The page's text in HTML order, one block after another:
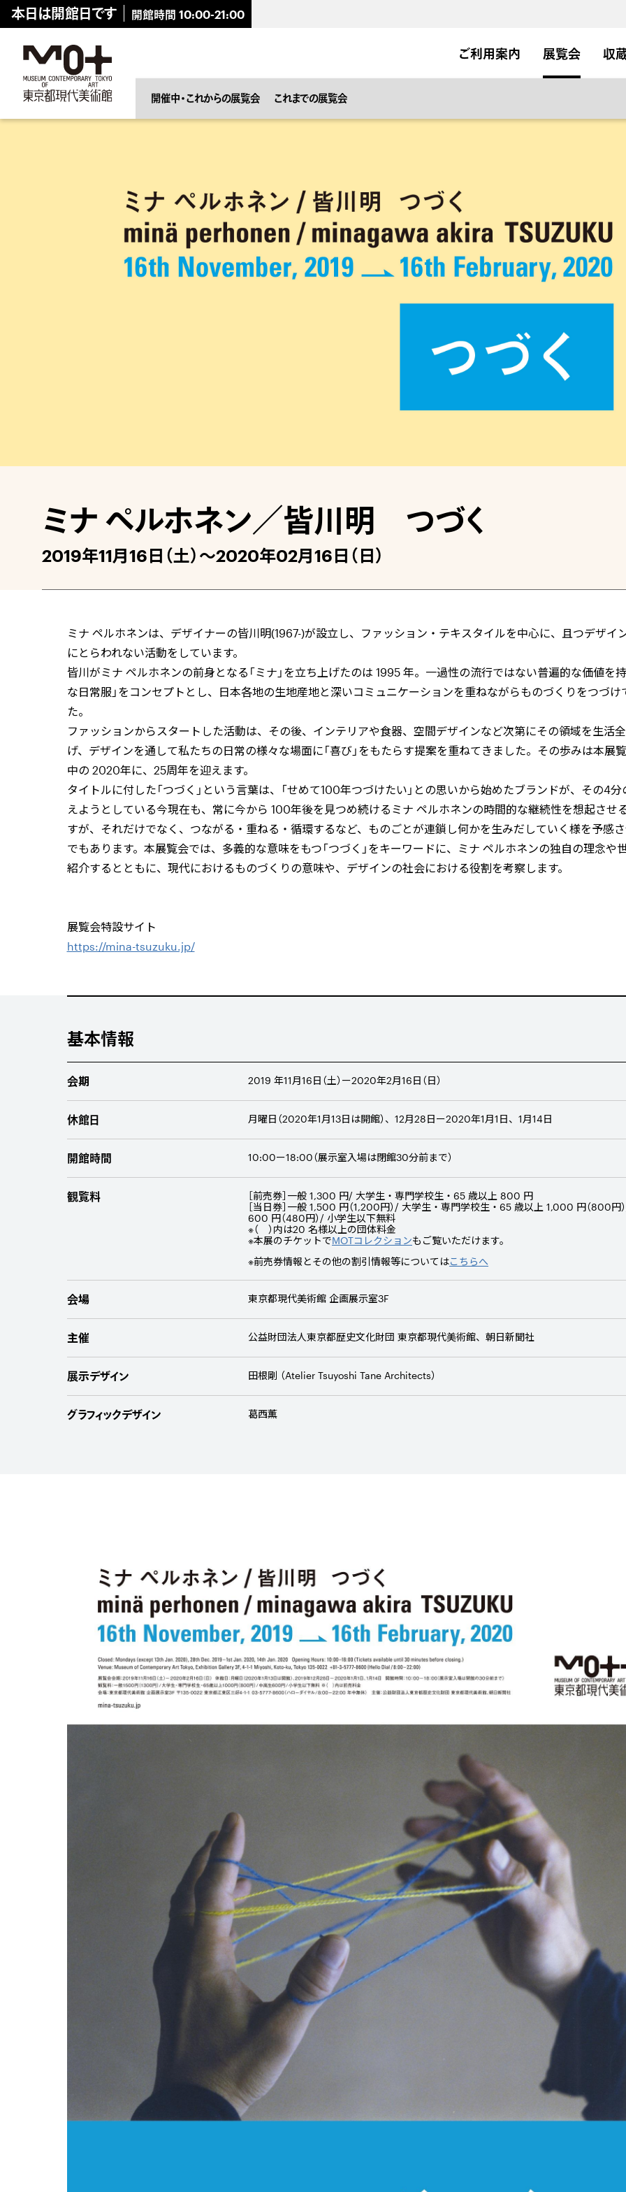
本日は開館日です 開館時間 10:00-21:00
ご利用案内 展覧会 収
展覧会 開催中・これからの展覧会 これまでの展覧会
ミナ ペルホネン／皆川明 つづく
2019年11月16日（土）〜2020年02月16日（日）
ミナ ペルホネンは、デザイナーの皆川明(1967-)が設立し、ファッション・テキスタイルを中心に、且つデザイ
にとらわれない活動をしています。
皆川がミナ ペルホネンの前身となる「ミナ」を立ち上げたのは 1995 年。一過性の流行ではない普遍的な価値を持
な日常服」をコンセプトとし、日本各地の生地産地と深いコミュニケーションを重ねながらものづくりをつづけ
た。
ファッションからスタートした活動は、その後、インテリアや食器、空間デザインなど次第にその領域を生活
げ、デザインを通して私たちの日常の様々な場面に「喜び」をもたらす提案を重ねてきました。その歩みは本展
中の 2020年に、25周年を迎えます。
タイトルに付した「つづく」という言葉は、「せめて100年つづけたい」との思いから始めたブランドが、その4分
えようとしている今現在も、常に今から 100年後を見つめ続けるミナ ペルホネンの時間的な継続性を想起させ
すが、それだけでなく、つながる・重ねる・循環するなど、ものごとが連鎖し何かを生みだしていく様を予感
でもあります。本展覧会では、多義的な意味をもつ「つづく」をキーワードに、ミナ ペルホネンの独自の理念や
紹介するとともに、現代におけるものづくりの意味や、デザインの社会における役割を考察します。
展覧会特設サイト
https://mina-tsuzuku.jp/
基本情報
会期 2019 年11月16日（土）ー2020年2月16日（日）
休館日 月曜日（2020年1月13日は開館）、12月28日ー2020年1月1日、1月14日
開館時間 10:00ー18:00（展示室入場は閉館30分前まで）
観覧料
［前売券］一般 1,300 円/ 大学生・専門学校生・65 歳以上 800 円
［当日券］一般 1,500 円（1,200円）/ 大学生・専門学校生・65 歳以上 1,000 円（800円
600 円（480円）/ 小学生以下無料
※（ ）内は20 名様以上の団体料金
※本展のチケットでMOTコレクションもご覧いただけます。
※前売券情報とその他の割引情報等についてはこちらへ
会場 東京都現代美術館 企画展示室3F
主催 公益財団法人東京都歴史文化財団 東京都現代美術館、朝日新聞社
展示デザイン 田根剛 （Atelier Tsuyoshi Tane Architects）
グラフィックデザイン 葛西薫